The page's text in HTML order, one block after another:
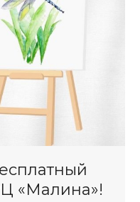
«Малина»!